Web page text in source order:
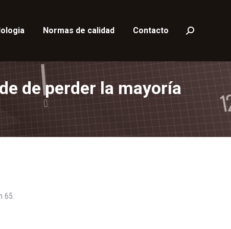
Normas de calidad Contacto Buscar:
de perder la mayoría
65.